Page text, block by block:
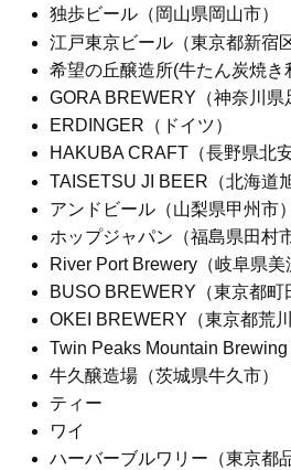
独歩ビール（岡山県岡山市）
江戸東京ビール（東京都新宿
希望の丘醸造所(牛たん炭焼き
GORA BREWERY（神奈川県
ERDINGER（ドイツ）
HAKUBA CRAFT（長野県北安
TAISETSU JI BEER（北海道
アンドビール（山梨県甲州市）
ホップジャパン（福島県田村
River Port Brewery（岐阜県美
BUSO BREWERY（東京都町
OKEI BREWERY（東京都荒川
Twin Peaks Mountain Brewing
牛久醸造場（茨城県牛久市）
ティー
ワイ
ハーバーブルワリー（東京都